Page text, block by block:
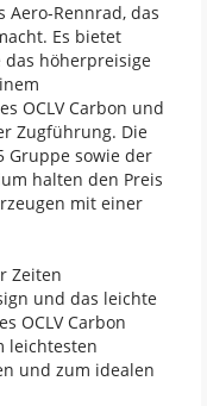
Aero-Rennrad, das
Es bietet
das höherpreisige
OCLV Carbon und
Zugführung. Die
Gruppe sowie der
halten den Preis
mit einer
Zeiten
und das leichte
OCLV Carbon
leichtesten
und zum idealen